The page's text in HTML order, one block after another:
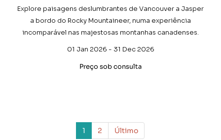
Explore paisagens deslumbrantes de Vancouver a Jasper
a bordo do Rocky Mountaineer, numa experiência
incomparável nas majestosas montanhas canadenses.
01 Jan 2026 - 31 Dec 2026
Preço sob consulta
1 2 Último